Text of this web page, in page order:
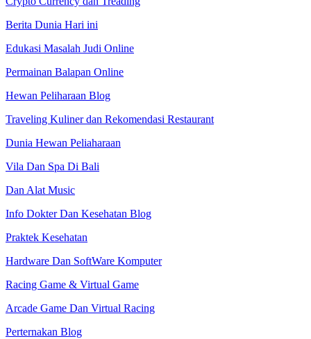
Berita Dunia Hari ini
Edukasi Masalah Judi Online
Permainan Balapan Online
Hewan Peliharaan Blog
Traveling Kuliner dan Rekomendasi Restaurant
Dunia Hewan Peliaharaan
Vila Dan Spa Di Bali
Dan Alat Music
Info Dokter Dan Kesehatan Blog
Praktek Kesehatan
Hardware Dan SoftWare Komputer
Racing Game & Virtual Game
Arcade Game Dan Virtual Racing
Perternakan Blog